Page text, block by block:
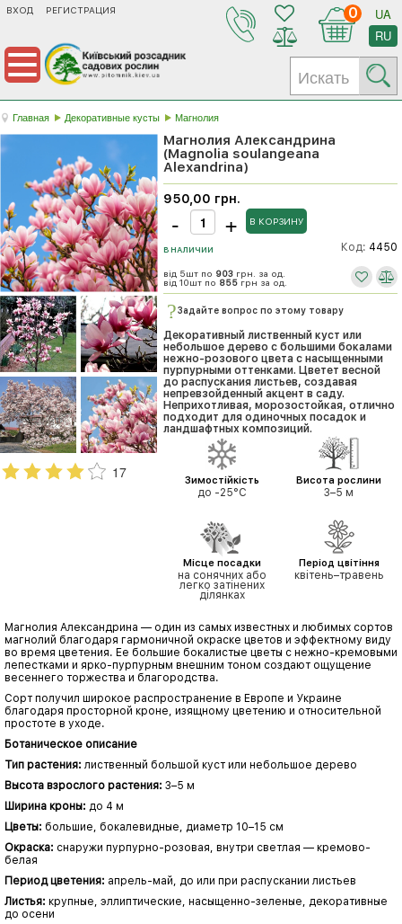
ВХОД РЕГИСТРАЦИЯ
UA
RU
0
Главная Декоративные кусты Магнолия
17
Магнолия Александрина
(Magnolia soulangeana
Alexandrina)
950,00 грн.
В НАЛИЧИИ Код: 4450
від 5шт по 903 грн. за од.
від 10шт по 855 грн за од.
Задайте вопрос по этому товару
Декоративный лиственный куст или
небольшое дерево с большими бокалами
нежно-розового цвета с насыщенными
пурпурными оттенками. Цветет весной
до распускания листьев, создавая
непревзойденный акцент в саду.
Неприхотливая, морозостойкая, отлично
подходит для одиночных посадок и
ландшафтных композиций.
Зимостійкість
до -25°C
Висота рослини
3–5 м
Місце посадки
на сонячних або
легко затінених
ділянках
Період цвітіння
квітень–травень
Магнолия Александрина — один из самых известных и любимых сортов
магнолий благодаря гармоничной окраске цветов и эффектному виду
во время цветения. Ее большие бокалистые цветы с нежно-кремовыми
лепестками и ярко-пурпурным внешним тоном создают ощущение
весеннего торжества и благородства.
Сорт получил широкое распространение в Европе и Украине
благодаря просторной кроне, изящному цветению и относительной
простоте в уходе.
Ботаническое описание
Тип растения: лиственный большой куст или небольшое дерево
Высота взрослого растения: 3–5 м
Ширина кроны: до 4 м
Цветы: большие, бокалевидные, диаметр 10–15 см
Окраска: снаружи пурпурно-розовая, внутри светлая — кремово-
белая
Период цветения: апрель-май, до или при распускании листьев
Листья: крупные, эллиптические, насыщенно-зеленые, декоративные
до осени